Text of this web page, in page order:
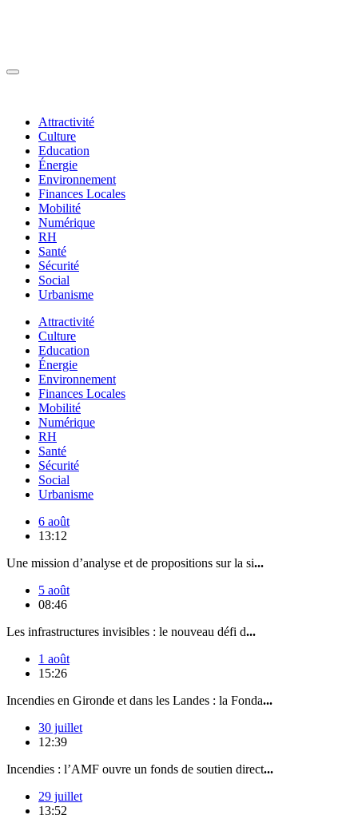
Attractivité
Culture
Education
Énergie
Environnement
Finances Locales
Mobilité
Numérique
RH
Santé
Sécurité
Social
Urbanisme
Attractivité
Culture
Education
Énergie
Environnement
Finances Locales
Mobilité
Numérique
RH
Santé
Sécurité
Social
Urbanisme
6 août
13:12
Une mission d’analyse et de propositions sur la si...
5 août
08:46
Les infrastructures invisibles : le nouveau défi d...
1 août
15:26
Incendies en Gironde et dans les Landes : la Fonda...
30 juillet
12:39
Incendies : l’AMF ouvre un fonds de soutien direct...
29 juillet
13:52